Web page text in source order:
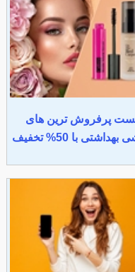
پرفروش ترین های
بهداشتی با 50% تخفیف